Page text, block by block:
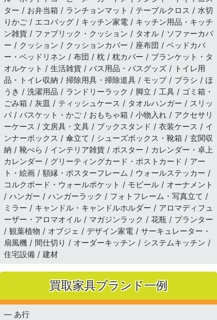
ター / お弁当箱 / ランチョンマット / テーブルクロス / 水切
りかご / エコバッグ / キッチン家電 / キッチン用品・キッチ
ン雑貨 / ファブリック・クッション / タオル / ソファーカバ
ー / クッション / クッションカバー / 座布団 / ベッドカバ
ー・ベッドリネン / 布団 / 枕 / 枕カバー / ブランケット・タ
オルケット / 生活雑貨 / バス用品・バスグッズ / トイレ用
品・トイレ収納 / 掃除用具・掃除道具 / モップ / ブラシ / ほ
うき / 洗濯用品 / ランドリーラック / 脚立 / 工具 / ゴミ箱・
ごみ箱 / 灰皿 / ティッシュケース / タオルハンガー / スリッ
パ / バスケット・かご / おもちゃ箱 / 小物入れ / アクセサリ
ーケース / 文房具・文具 / ブックスタンド / 衣装ケース / イ
ンナーボックス / 傘立て / シューズボックス・靴箱 / 玄関収
納 / 靴べら / インテリア雑貨 / ポスター / カレンダー・卓上
カレンダー / グリーティングカード・ポストカード / アー
ト・絵画 / 額縁・ポスターフレーム / ウォールステッカー /
コルクボード・ウォールポケット / モビール / オーナメント
/ ハンガー / ハンガーラック / フォトフレーム・写真立て /
ミラー / キャンドル・キャンドルホルダー / アロマディフュ
ーザー・アロマオイル / マガジンラック / 花瓶 / プランター
/ 観葉植物 / オブジェ / デザイン家電 / サーキュレーター・
扇風機 / 間仕切り / オーダーキッチン / システムキッチン /
住宅設備 / 建材
買取家具ブランド一例
— あ行